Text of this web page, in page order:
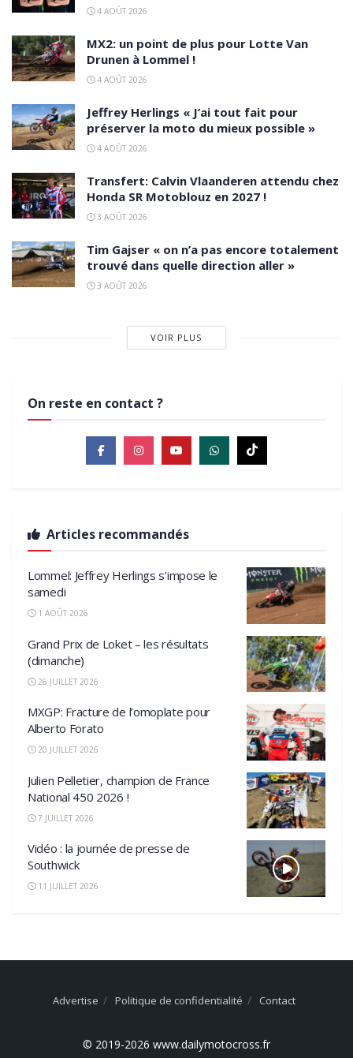
4 AOÛT 2026
MX2: un point de plus pour Lotte Van
Drunen à Lommel !
4 AOÛT 2026
Jeffrey Herlings « J’ai tout fait pour
préserver la moto du mieux possible »
4 AOÛT 2026
Transfert: Calvin Vlaanderen attendu chez
Honda SR Motoblouz en 2027 !
3 AOÛT 2026
Tim Gajser « on n’a pas encore totalement
trouvé dans quelle direction aller »
3 AOÛT 2026
VOIR PLUS
On reste en contact ?
Articles recommandés
Lommel: Jeffrey Herlings s’impose le
samedi
1 AOÛT 2026
Grand Prix de Loket – les résultats
(dimanche)
26 JUILLET 2026
MXGP: Fracture de l’omoplate pour
Alberto Forato
20 JUILLET 2026
Julien Pelletier, champion de France
National 450 2026 !
7 JUILLET 2026
Vidéo : la journée de presse de
Southwick
11 JUILLET 2026
Advertise Politique de confidentialité Contact
© 2019-2026 www.dailymotocross.fr